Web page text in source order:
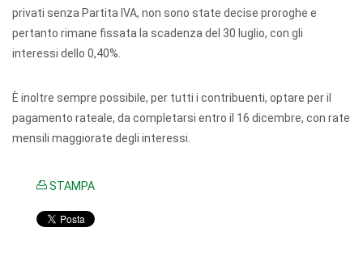
privati senza Partita IVA, non sono state decise proroghe e
pertanto rimane fissata la scadenza del 30 luglio, con gli
interessi dello 0,40%.
È inoltre sempre possibile, per tutti i contribuenti, optare per il
pagamento rateale, da completarsi entro il 16 dicembre, con rate
mensili maggiorate degli interessi.
STAMPA